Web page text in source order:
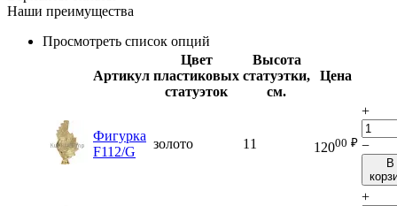
Наши преимущества
Просмотреть список опций
Артикул
Цвет
пластиковых
статуэток
Высота
статуэтки,
см.
Цена
Фигурка
F112/G
золото 11 12000 ₽
+
−
В
+